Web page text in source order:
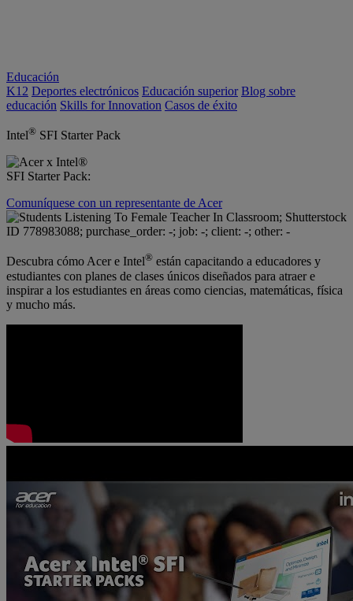
Educación
K12 Deportes electrónicos Educación superior Blog sobre
educación Skills for Innovation Casos de éxito
Intel® SFI Starter Pack
Comuníquese con un representante de Acer
Descubra cómo Acer e Intel® están capacitando a educadores y
estudiantes con planes de clases únicos diseñados para atraer e
inspirar a los estudiantes en áreas como ciencias, matemáticas, física
y mucho más.